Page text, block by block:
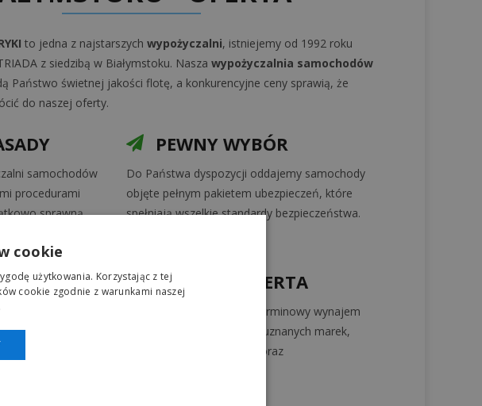
to jedna z najstarszychwypożyczalni, istniejemy od 1992 roku
z siedzibą w Białymstoku. Naszawypożyczalnia samochodów
Państwo świetnej jakości flotę, a konkurencyjne ceny sprawią, że
do naszej oferty.
samochodów
procedurami
sprawną
PEWNY WYBÓR
Do Państwa dyspozycji oddajemy samochody
objęte pełnym pakietem ubezpieczeń, które
spełniają wszelkie standardy bezpieczeństwa.
KLASY
to wysokiej klasy
i automatyczną
SZEROKA OFERTA
Oferujemy krótko i długoterminowy wynajem
samochodów osobowych uznanych marek,
także siedmioosobowych oraz
cookie
użytkowania. Korzystając z tej
cookie zgodnie z warunkami naszej